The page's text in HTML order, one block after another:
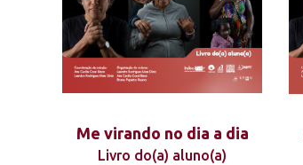
Me virando no dia a dia
Livro do(a) aluno(a)